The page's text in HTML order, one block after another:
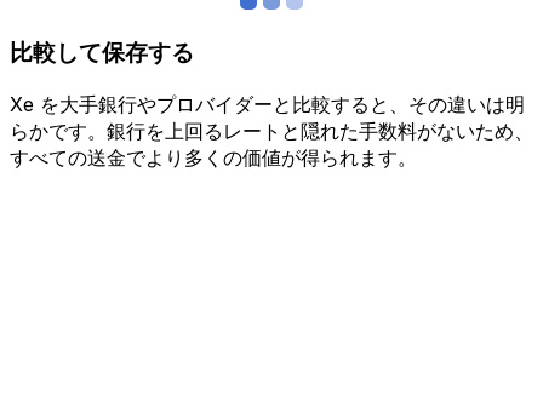
比較して保存する
Xe を大手銀行やプロバイダーと比較すると、その違いは明
らかです。銀行を上回るレートと隠れた手数料がないため、
すべての送金でより多くの価値が得られます。